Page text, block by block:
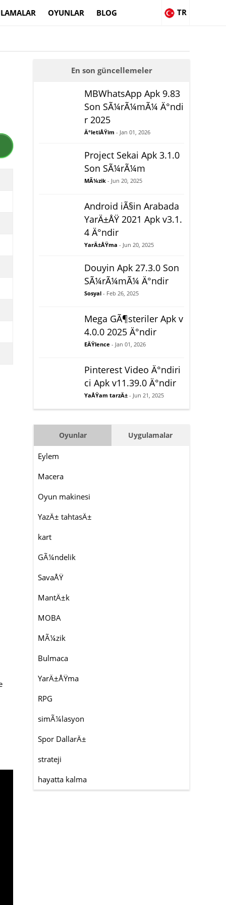
OYUNLAR BLOG TR
En son güncellemeler
MBWhatsApp Apk 9.83
Son SÃ¼rÃ¼mÃ¼ Ä°ndi
r 2025
Ä°letiÅŸim - Jan 01, 2026
Project Sekai Apk 3.1.0
Son SÃ¼rÃ¼m
MÃ¼zik - Jun 20, 2025
Android iÃ§in Arabada
YarÄ±ÅŸ 2021 Apk v3.1.
4 Ä°ndir
YarÄ±ÅŸma - Jun 20, 2025
Douyin Apk 27.3.0 Son
SÃ¼rÃ¼mÃ¼ Ä°ndir
Sosyal - Feb 26, 2025
Mega GÃ¶steriler Apk v
4.0.0 2025 Ä°ndir
EÄŸlence - Jan 01, 2026
Pinterest Video Ä°ndiri
ci Apk v11.39.0 Ä°ndir
YaÅŸam tarzÄ± - Jun 21, 2025
Oyunlar Uygulamalar
Eylem
Macera
Oyun makinesi
YazÄ± tahtasÄ±
kart
GÃ¼ndelik
SavaÅŸ
MantÄ±k
MOBA
MÃ¼zik
Bulmaca
YarÄ±ÅŸma
RPG
simÃ¼lasyon
Spor DallarÄ±
strateji
hayatta kalma